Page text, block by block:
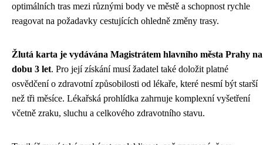
optimálních tras mezi různými body ve městě a schopnost rychle
reagovat na požadavky cestujících ohledně změny trasy.
Žlutá karta je vydávána Magistrátem hlavního města Prahy na
dobu 3 let. Pro její získání musí žadatel také doložit platné
osvědčení o zdravotní způsobilosti od lékaře, které nesmí být starší
než tři měsíce. Lékařská prohlídka zahrnuje komplexní vyšetření
včetně zraku, sluchu a celkového zdravotního stavu.